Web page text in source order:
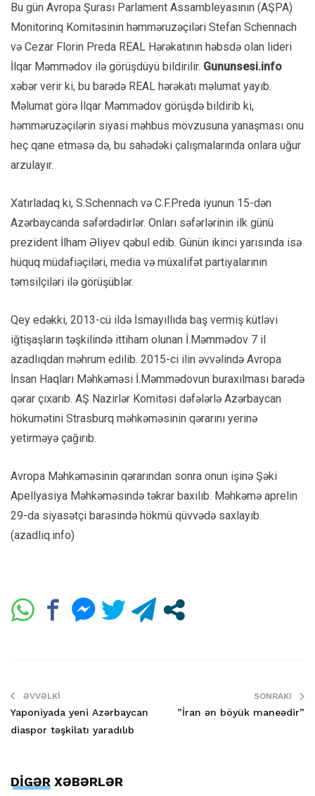
Bu gün Avropa Şurası Parlament Assambleyasının (AŞPA)
Monitorinq Komitəsinin həmməruzəçiləri Stefan Schennach
və Cezar Florin Preda REAL Hərəkatının həbsdə olan lideri
İlqar Məmmədov ilə görüşdüyü bildirilir. Gununsesi.info
xəbər verir ki, bu barədə REAL hərəkatı məlumat yayıb.
Məlumat görə İlqar Məmmədov görüşdə bildirib ki,
həmməruzəçilərin siyasi məhbus mövzusuna yanaşması onu
heç qane etməsə də, bu sahədəki çalışmalarında onlara uğur
arzulayır.
Xatırladaq ki, S.Schennach və C.F.Preda iyunun 15-dən
Azərbaycanda səfərdədirlər. Onları səfərlərinin ilk günü
prezident İlham Əliyev qəbul edib. Günün ikinci yarısında isə
hüquq müdafiəçiləri, media və müxalifət partiyalarının
təmsilçiləri ilə görüşüblər.
Qey edəkki, 2013-cü ildə İsmayıllıda baş vermiş kütləvi
iğtişaşların təşkilində ittiham olunan İ.Məmmədov 7 il
azadlıqdan məhrum edilib. 2015-ci ilin əvvəlində Avropa
İnsan Haqları Məhkəməsi İ.Məmmədovun buraxılması barədə
qərar çıxarıb. AŞ Nazirlər Komitəsi dəfələrlə Azərbaycan
hökumətini Strasburq məhkəməsinin qərarını yerinə
yetirməyə çağırıb.
Avropa Məhkəməsinin qərarından sonra onun işinə Şəki
Apellyasiya Məhkəməsində təkrar baxılıb. Məhkəmə aprelin
29-da siyasətçi barəsində hökmü qüvvədə saxlayıb.
(azadlıq.info)
ƏVVƏLKI
Yaponiyada yeni Azərbaycan
diaspor təşkilatı yaradılıb
SONRAKI
”İran ən böyük maneədir”
DİGƏR XƏBƏRLƏR